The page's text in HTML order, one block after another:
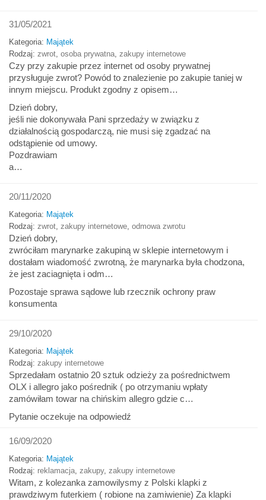
31/05/2021
Kategoria: Majątek
Rodzaj: zwrot osoba prywatna zakupy internetowe
Czy przy zakupie przez internet od osoby prywatnej
przysługuje zwrot? Powód to znalezienie po zakupie taniej w
innym miejscu. Produkt zgodny z opisem…
Dzień dobry,
jeśli nie dokonywała Pani sprzedaży w związku z
działalnością gospodarczą, nie musi się zgadzać na
odstąpienie od umowy.
Pozdrawiam
a…
20/11/2020
Kategoria: Majątek
Rodzaj: zwrot zakupy internetowe odmowa zwrotu
Dzień dobry,
zwróciłam marynarke zakupiną w sklepie internetowym i
dostałam wiadomość zwrotną, że marynarka była chodzona,
że jest zaciagnięta i odm…
Pozostaje sprawa sądowe lub rzecznik ochrony praw
konsumenta
29/10/2020
Kategoria: Majątek
Rodzaj: zakupy internetowe
Sprzedałam ostatnio 20 sztuk odzieży za pośrednictwem
OLX i allegro jako pośrednik ( po otrzymaniu wpłaty
zamówiłam towar na chińskim allegro gdzie c…
Pytanie oczekuje na odpowiedź
16/09/2020
Kategoria: Majątek
Rodzaj: reklamacja zakupy, zakupy internetowe
Witam, z kolezanka zamowilysmy z Polski klapki z
prawdziwym futerkiem ( robione na zamiwienie) Za klapki